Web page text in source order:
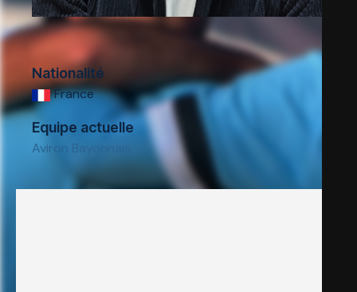
Nationalité
France
Equipe actuelle
Aviron Bayonnais